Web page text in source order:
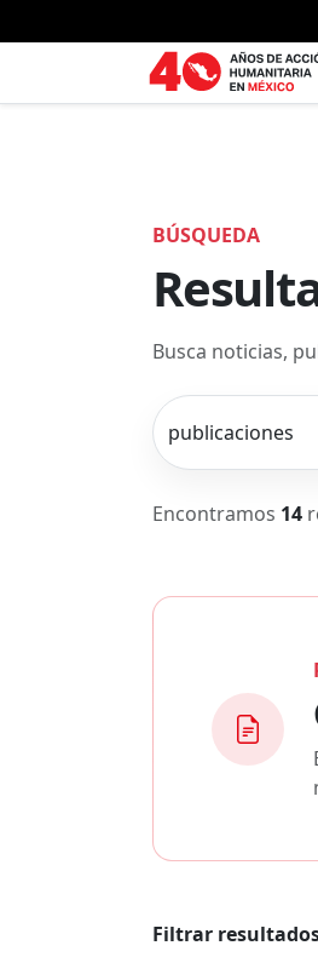
BÚSQUEDA
Busca noticias,
Encontramos 14
Filtrar